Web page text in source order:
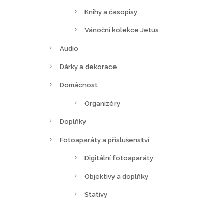
Knihy a časopisy
Vánoční kolekce Jetus
Audio
Dárky a dekorace
Domácnost
Organizéry
Doplňky
Fotoaparáty a příslušenství
Digitální fotoaparáty
Objektivy a doplňky
Stativy